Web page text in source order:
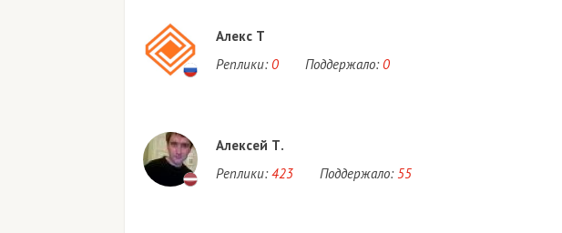
Алекс Т
Реплики: 0 Поддержало: 0
Алексей Т.
Реплики: 423 Поддержало: 55